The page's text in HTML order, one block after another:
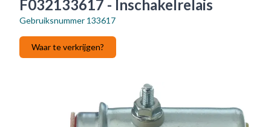
F032133617 - Inschakelrelais
Gebruiksnummer 133617
Waar te verkrijgen?